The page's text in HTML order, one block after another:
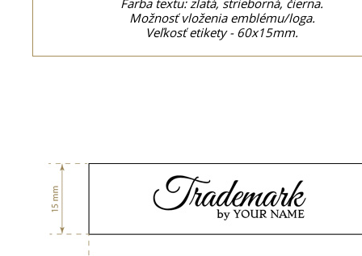
Farba textu: zlatá, strieborná, čierna.
Možnosť vloženia emblému/loga.
Veľkosť etikety - 60x15mm.